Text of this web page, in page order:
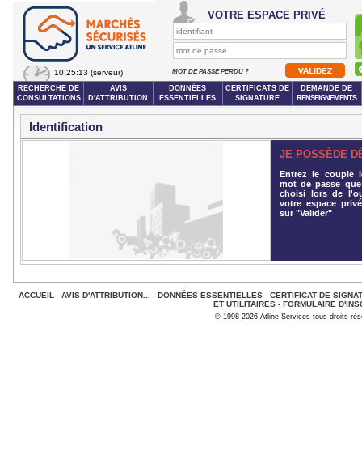
10:25:13 (serveur)
VOTRE ESPACE PRIVÉ
MOT DE PASSE PERDU ?
RECHERCHE DE
CONSULTATIONS
AVIS
D'ATTRIBUTION
DONNÉES
ESSENTIELLES
CERTIFICATS DE
SIGNATURE
DEMANDE DE
RENSEIGNEMENTS
Identification
JE POSSÈDE
Entrez le couple
mot de passe
choisi lors de
votre espace
sur "Valider"
ACCUEIL - AVIS D'ATTRIBUTION... - DONNÉES ESSENTIELLES- CERTIFICAT DE
ET UTILITAIRES - FORMULAIRE
© 1998-2026 Atline Services tous droits